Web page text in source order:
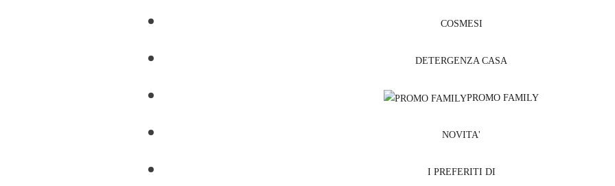
COSMESI
DETERGENZA CASA
PROMO FAMILY
NOVITA'
I PREFERITI DI